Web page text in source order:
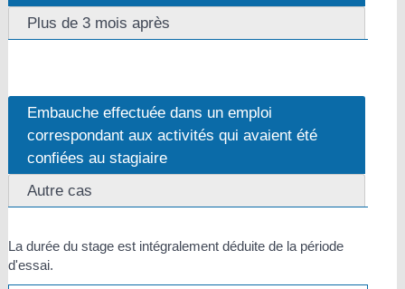
Plus de 3 mois après
Embauche effectuée dans un emploi
correspondant aux activités qui avaient été
confiées au stagiaire
Autre cas
La durée du stage est intégralement déduite de la période
d'essai.